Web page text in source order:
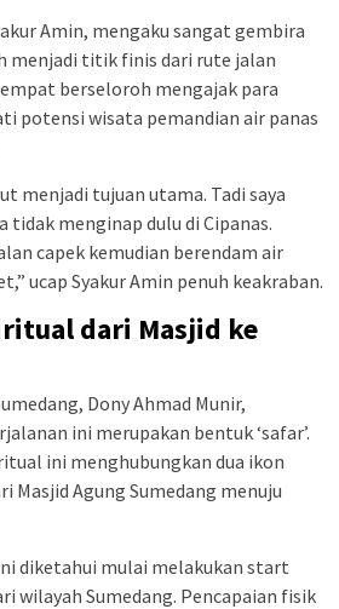
Amin, mengaku sangat gembira
menjadi titik finis dari rute jalan
berseloroh mengajak para
potensi wisata pemandian air panas
menjadi tujuan utama. Tadi saya
tidak menginap dulu di Cipanas.
capek kemudian berendam air
ucap Syakur Amin penuh keakraban.
dari Masjid ke
Dony Ahmad Munir,
ini merupakan bentuk ‘safar’.
ini menghubungkan dua ikon
Masjid Agung Sumedang menuju
diketahui mulai melakukan start
wilayah Sumedang. Pencapaian fisik